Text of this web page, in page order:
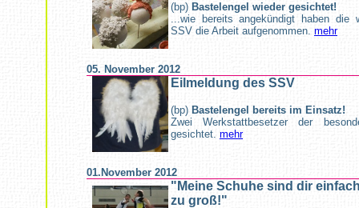
(bp) Bastelengel wieder gesichtet!
...wie bereits angekündigt haben die
SSV die Arbeit aufgenommen. mehr
05. November 2012
Eilmeldung des SSV
(bp) Bastelengel bereits im Einsatz!
Zwei Werkstattbesetzer der
gesichtet. mehr
01.November 2012
"Meine Schuhe sind dir
zu groß!"